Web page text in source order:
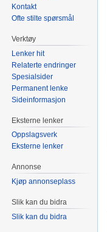
Kontakt
Ofte stilte spørsmål
Verktøy
Lenker hit
Relaterte endringer
Spesialsider
Permanent lenke
Sideinformasjon
Eksterne lenker
Oppslagsverk
Eksterne lenker
Annonse
Kjøp annonseplass
Slik kan du bidra
Slik kan du bidra